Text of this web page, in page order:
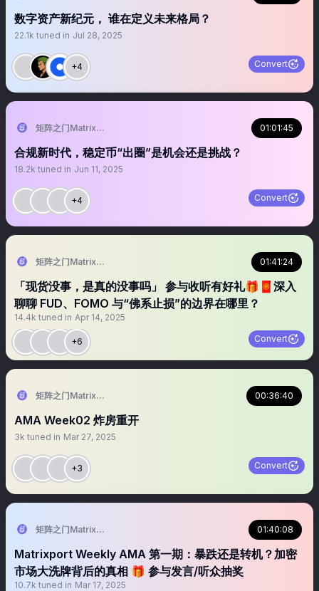
数字资产新纪元， 谁在定义未来格局？
22.1k tuned in Jul 28, 2025
+4 Convert
矩阵之门Matrixport官方华语 01:01:45
合规新时代，稳定币“出圈”是机会还是挑战？
18.2k tuned in Jun 11, 2025
+4 Convert
矩阵之门Matrixport官方华语 01:41:24
「现货没事，是真的没事吗」 参与收听有好礼🎁🧧深入
聊聊 FUD、FOMO 与“佛系止损”的边界在哪里？
14.4k tuned in Apr 14, 2025
+6 Convert
矩阵之门Matrixport官方华语 00:36:40
AMA Week02 炸房重开
3k tuned in Mar 27, 2025
+3 Convert
矩阵之门Matrixport官方华语 01:40:08
Matrixport Weekly AMA 第一期：暴跌还是转机？加密
市场大洗牌背后的真相 🎁 参与发言/听众抽奖
10.7k tuned in Mar 17, 2025